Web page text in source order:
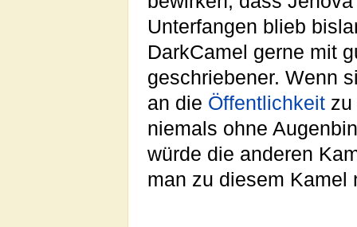
Unterfangen blieb
DarkCamel gerne mit
geschriebener. Wenn
an die Öffentlichkeit zu
niemals ohne
würde die anderen
man zu diesem Kamel